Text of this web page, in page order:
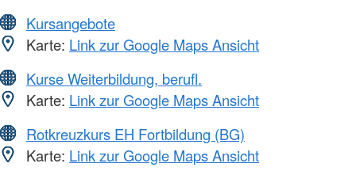
Kursangebote
Karte: Link zur Google Maps Ansicht
Kurse Weiterbildung, berufl.
Karte: Link zur Google Maps Ansicht
Rotkreuzkurs EH Fortbildung (BG)
Karte: Link zur Google Maps Ansicht